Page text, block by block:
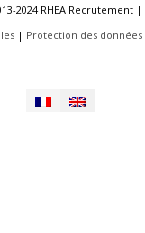
2024 RHEA Recrutement |
| Protection des données